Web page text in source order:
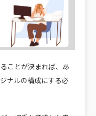
ことが決まれば、あ
ナルの構成にする必